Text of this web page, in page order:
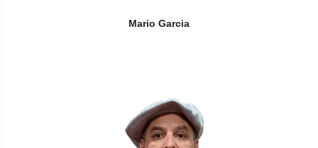
Mario Garcia